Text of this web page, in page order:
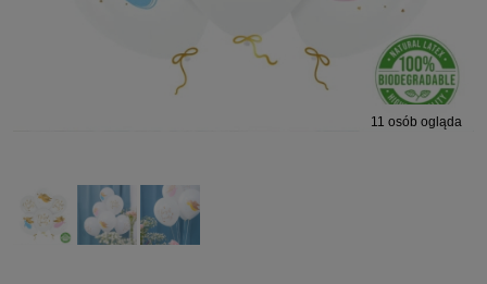
11 osób ogląda